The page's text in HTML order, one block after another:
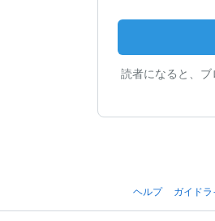
読者になると、
ヘルプ
ガイドラ